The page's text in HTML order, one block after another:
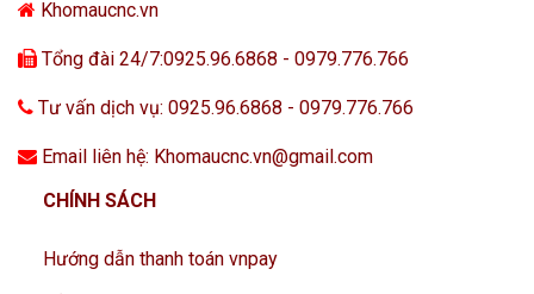
Khomaucnc.vn
Tổng đài 24/7:0925.96.6868 - 0979.776.766
Tư vấn dịch vụ: 0925.96.6868 - 0979.776.766
Email liên hệ: Khomaucnc.vn@gmail.com
CHÍNH SÁCH
Hướng dẫn thanh toán vnpay